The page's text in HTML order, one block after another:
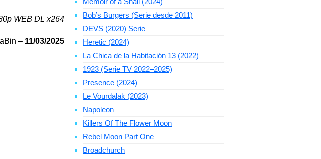
WEB DL x264
– 11/03/2025
Memoir of a Snail (2024)
Bob’s Burgers (Serie desde 2011)
DEVS (2020) Serie
Heretic (2024)
La Chica de la Habitación 13 (2022)
1923 (Serie TV 2022–2025)
Presence (2024)
Le Vourdalak (2023)
Napoleon
Killers Of The Flower Moon
Rebel Moon Part One
Broadchurch